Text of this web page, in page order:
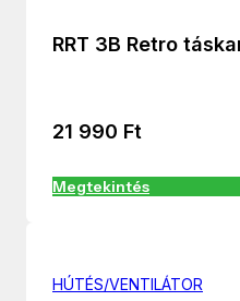
RRT 3B Retro
21 990 Ft
Megtekintés
HÚTÉS/VENTILÁTOR